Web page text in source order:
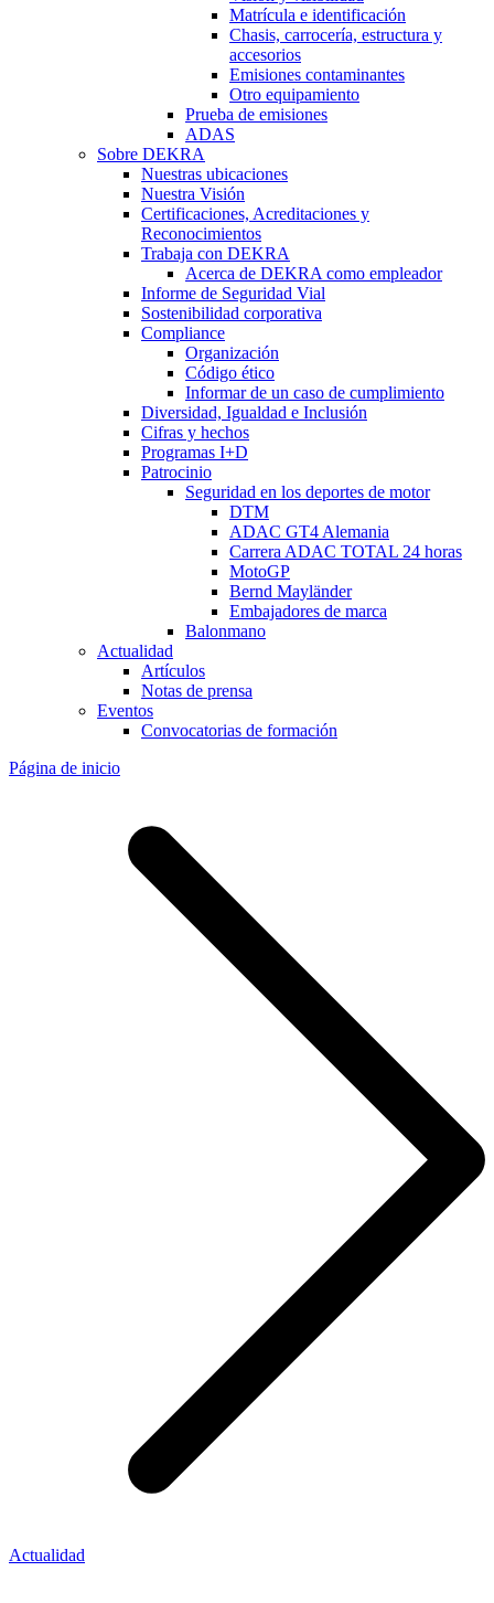
Matrícula e identificación
Chasis, carrocería, estructura y
accesorios
Emisiones contaminantes
Otro equipamiento
Prueba de emisiones
ADAS
Sobre DEKRA
Nuestras ubicaciones
Nuestra Visión
Certificaciones, Acreditaciones y
Reconocimientos
Trabaja con DEKRA
Acerca de DEKRA como empleador
Informe de Seguridad Vial
Sostenibilidad corporativa
Compliance
Organización
Código ético
Informar de un caso de cumplimiento
Diversidad, Igualdad e Inclusión
Cifras y hechos
Programas I+D
Patrocinio
Seguridad en los deportes de motor
DTM
ADAC GT4 Alemania
Carrera ADAC TOTAL 24 horas
MotoGP
Bernd Mayländer
Embajadores de marca
Balonmano
Actualidad
Artículos
Notas de prensa
Eventos
Convocatorias de formación
Página de inicio
Actualidad